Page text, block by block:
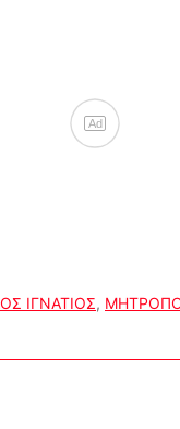
Ad
ΙΓΝΑΤΙΟΣ,